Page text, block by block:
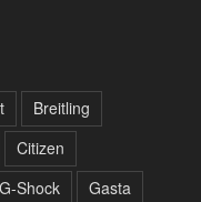
Breitling
Citizen
G-Shock
Gasta